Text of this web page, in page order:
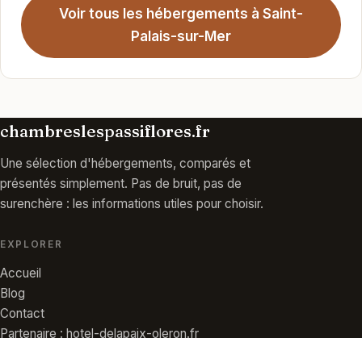
Voir tous les hébergements à Saint-
Palais-sur-Mer
chambreslespassiflores.fr
Une sélection d'hébergements, comparés et
présentés simplement. Pas de bruit, pas de
surenchère : les informations utiles pour choisir.
EXPLORER
Accueil
Blog
Contact
Partenaire : hotel-delapaix-oleron.fr